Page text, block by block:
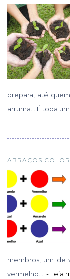
prepara, até
arruma… É toda
ABRAÇOS
membros, um de
vermelho.... - Leia